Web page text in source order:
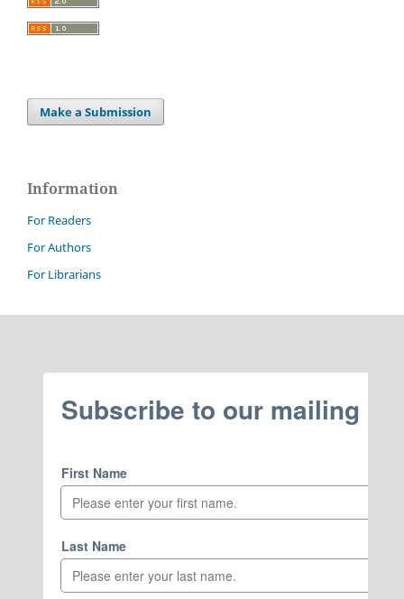
Make a Submission
Information
For Readers
For Authors
For Librarians